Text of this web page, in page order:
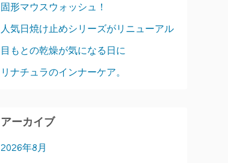
固形マウスウォッシュ！
人気日焼け止めシリーズがリニューアル
目もとの乾燥が気になる日に
リナチュラのインナーケア。
アーカイブ
2026年8月